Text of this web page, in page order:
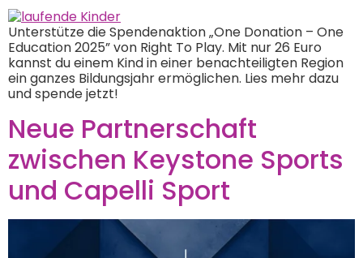
Unterstütze die Spendenaktion „One Donation – One
Education 2025” von Right To Play. Mit nur 26 Euro
kannst du einem Kind in einer benachteiligten Region
ein ganzes Bildungsjahr ermöglichen. Lies mehr dazu
und spende jetzt!
Neue Partnerschaft
zwischen Keystone Sports
und Capelli Sport